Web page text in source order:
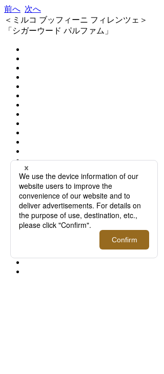
前へ 次へ
＜ミルコ ブッフィーニ フィレンツェ＞
「シガーウード パルファム」